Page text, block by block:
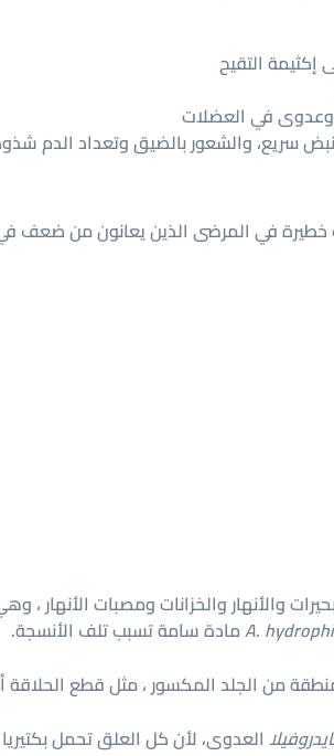
التقيح
وعدوى في العضلات
سريع، والشعور بالضيق وتعداد الدم
في المرضى الذين يعانون من ضعف في
والأنهار والخزانات ومصبات الأنهار ،
A.مادة سامة تسبب تلف الأنسجة.
من الجلد المكسور ، مثل قطع الحلاقة
العدوى، لأن كل العلق تحمل